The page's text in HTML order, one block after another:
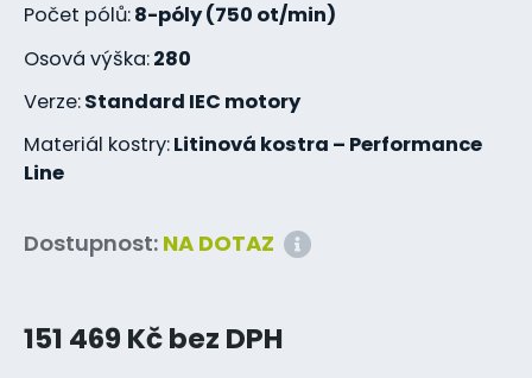
Počet pólů:8-póly (750 ot/min)
Osová výška:280
Verze:Standard IEC motory
Materiál kostry:Litinová kostra – Performance
Line
Dostupnost: NA DOTAZ
151 469 Kč bez DPH